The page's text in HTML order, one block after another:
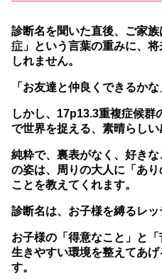
診断名を聞いた直後、ご家族
症 」という言葉の重みに、
しれません。
「お友達と仲良くできるか
しかし、17p13.3重複症候群
で世界を捉える、素晴らしい
純粋で、裏表がなく、好き
の姿は、周りの大人に「あ
ことを教えてくれます。
診断名は、お子様を縛るレッ
お子様の「得意なこと」と
生きやすい環境を整えてあ
す。